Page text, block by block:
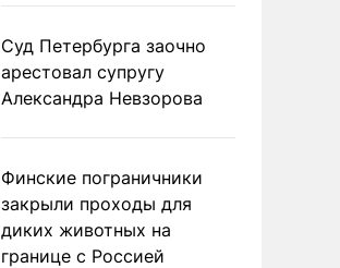
Суд Петербурга заочно
арестовал супругу
Александра Невзорова
Финские пограничники
закрыли проходы для
диких животных на
границе с Россией